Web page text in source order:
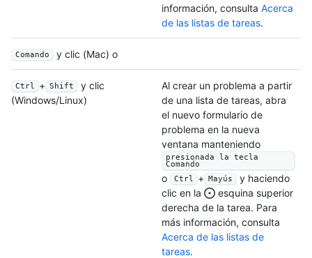
información, consulta Acerca
de las listas de tareas.
Comando y clic (Mac) o
Ctrl + Shift
y clic
(Windows/Linux)
Al crear un problema a partir
de una lista de tareas, abra
el nuevo formulario de
problema en la nueva
ventana manteniendo
presionada la tecla
Comando
o Ctrl + Mayús
y haciendo
clic en la
esquina superior
derecha de la tarea. Para
más información, consulta
Acerca de las listas de
tareas.